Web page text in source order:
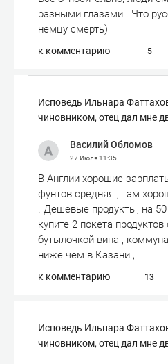
разными глазами . Что
немцу смерть)
к комментарию 5
Исповедь Ильнара
чиновником, отец дал мне
Василий Обломов
27 Июля11:35
В Англии хорошие
фунтов средняя , там
. Дешевые продукты, на
купите 2 покета
бутылочкой вина ,
ниже чем в Казани ,
к комментарию 13
Исповедь Ильнара
чиновником, отец дал мне